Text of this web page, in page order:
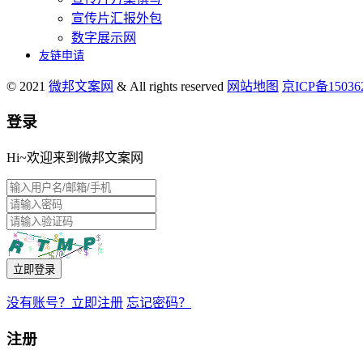
宣传片汇报外包
数字展示网
友链申请
© 2021 微邦文案网 & All rights reserved 网站地图 京ICP备
登录
Hi~欢迎来到微邦文案网
立即登录
没有账号？立即注册 忘记密码？
注册